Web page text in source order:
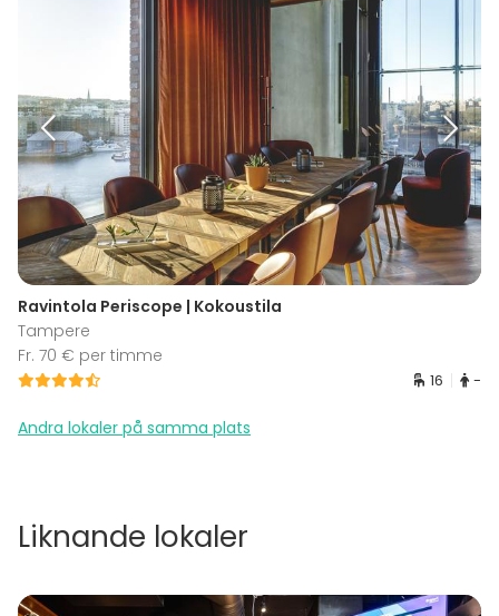
Ravintola Periscope | Kokoustila
Tampere
Fr. 70 € per timme
16 -
Andra lokaler på samma plats
Liknande lokaler